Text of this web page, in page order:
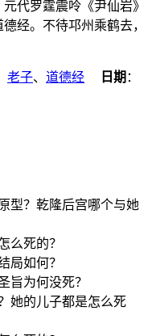
代罗霆震呤《尹仙岩》
经。不待邛州乘鹤去，
老子、 道德经 日期 ：
型？乾隆后宫哪个与她
么死的？
局如何？
旨为何没死？
她的儿子都是怎么死